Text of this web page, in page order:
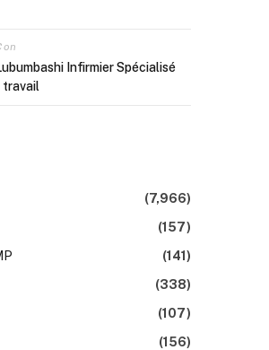
on
Infirmier Spécialisé
travail
(7,966)
(157)
(141)
(338)
(107)
(156)